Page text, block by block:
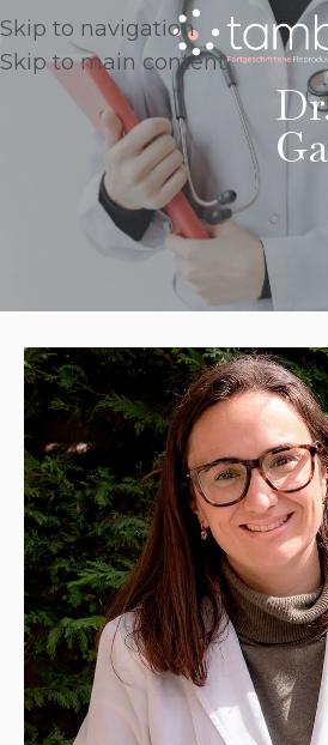
Skip to navigation
Skip to main content